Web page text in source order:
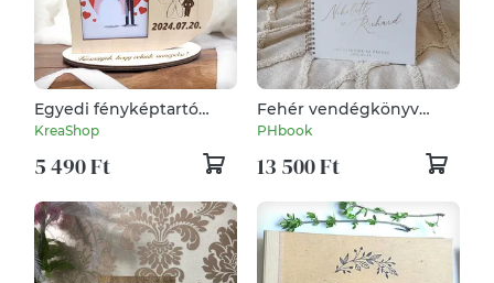
Egyedi fényképtartó
esküvőre
KreaShop
5 490 Ft
Fehér vendégkönyv
arany felirattal
PHbook
13 500 Ft